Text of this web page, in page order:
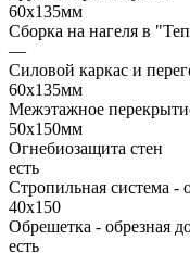
60х135мм
Сборка на нагеля в
—
Силовой каркас и
60х135мм
Межэтажное
50х150мм
Огнебиозащита стен
есть
Стропильная система -
40х150
Обрешетка - обрезная
есть